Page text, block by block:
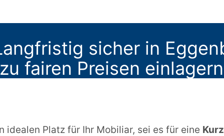
sicher in
fairen Preisen einlagern
idealen Platz für Ihr Mobiliar, sei es für eine